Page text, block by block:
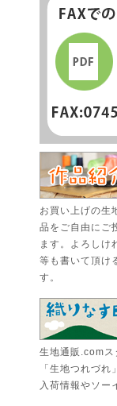
お買い上げの生
品をご自由にご
ます。よろしけ
等も書いて頂け
す。
生地通販.comス
「生地つれづれ
入荷情報やソー